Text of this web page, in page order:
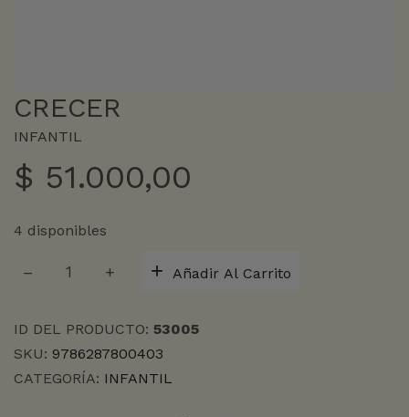
CRECER
INFANTIL
$ 51.000,00
4 disponibles
cantidad
Añadir Al Carrito
ID DEL PRODUCTO: 53005
SKU: 9786287800403
CATEGORÍA: INFANTIL